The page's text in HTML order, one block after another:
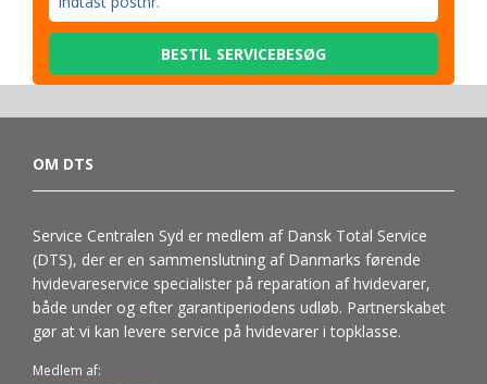
BESTIL SERVICEBESØG
OM DTS
Service Centralen Syd er medlem af Dansk Total Service
(DTS), der er en sammenslutning af Danmarks førende
hvidevareservice specialister på reparation af hvidevarer,
både under og efter garantiperiodens udløb. Partnerskabet
gør at vi kan levere service på hvidevarer i topklasse.
Medlem af: